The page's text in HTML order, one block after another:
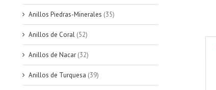
Anillos Piedras-Minerales (35)
Anillos de Coral (52)
Anillos de Nacar (32)
Anillos de Turquesa (39)